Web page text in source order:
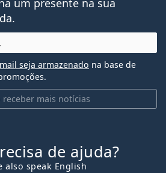
receber mais notícias
seja armazenado na base de
de ajuda?
also speak English